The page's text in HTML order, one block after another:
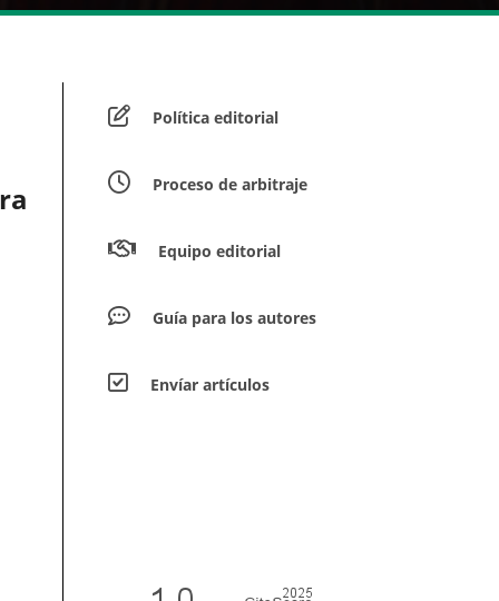
Política editorial
Proceso de arbitraje
Equipo editorial
Guía para los autores
Envíar artículos